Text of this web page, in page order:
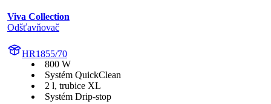
Viva Collection
Odšťavňovač
HR1855/70
800 W
Systém QuickClean
2 l, trubice XL
Systém Drip-stop